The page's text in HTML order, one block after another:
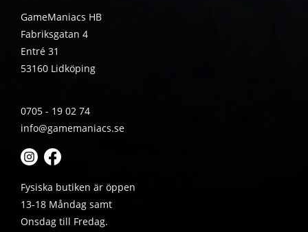
GameManiacs HB
Fabriksgatan 4
Entré 31
53160 Lidköping
0705 - 19 02 74
info@gamemaniacs.se
Fysiska butiken är öppen
13-18 Måndag samt
Onsdag till Fredag.